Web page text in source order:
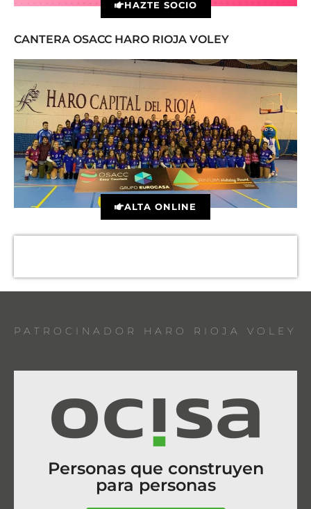
HAZTE SOCIO
CANTERA OSACC HARO RIOJA VOLEY
ALTA ONLINE
PATROCINADOR HARO RIOJA VOLEY
Personas que construyen
para personas